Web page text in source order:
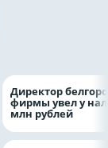
Директор
фирмы увел у
млн рублей